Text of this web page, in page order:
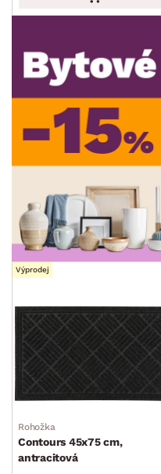
ROZMĚRY
TVAR
SKLADOVOST
Výprodej
Rohožka
Contours 45x75 cm,
antracitová